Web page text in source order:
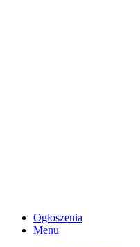
Ogłoszenia
Menu